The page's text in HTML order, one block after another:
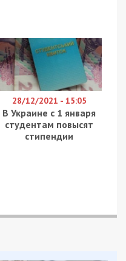
28/12/2021 - 15:05
В Украине с 1 января
студентам повысят
стипендии